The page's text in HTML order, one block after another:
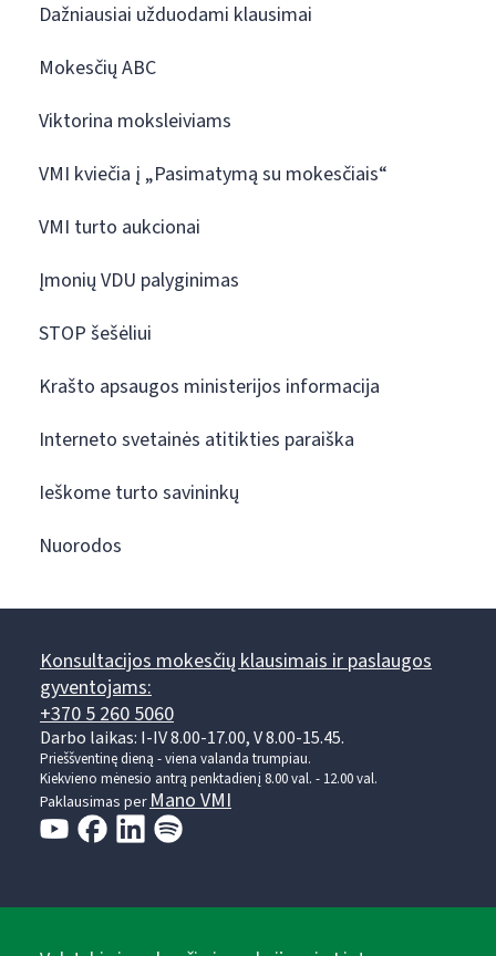
Dažniausiai užduodami klausimai
Mokesčių ABC
Viktorina moksleiviams
VMI kviečia į „Pasimatymą su mokesčiais“
VMI turto aukcionai
Įmonių VDU palyginimas
STOP šešėliui
Krašto apsaugos ministerijos informacija
Interneto svetainės atitikties paraiška
Ieškome turto savininkų
Nuorodos
Konsultacijos mokesčių klausimais ir paslaugos
gyventojams:
+370 5 260 5060
Darbo laikas: I-IV 8.00-17.00, V 8.00-15.45.
Prieššventinę dieną - viena valanda trumpiau.
Kiekvieno mėnesio antrą penktadienį 8.00 val. - 12.00 val.
Paklausimas perMano VMI